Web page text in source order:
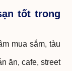
tốt trong
mua sắm, tàu
ăn, cafe, street